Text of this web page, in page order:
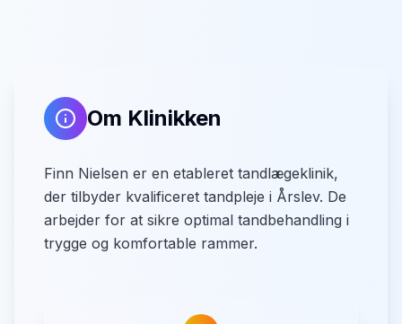
Om Klinikken
Finn Nielsen er en etableret tandlægeklinik,
der tilbyder kvalificeret tandpleje i Årslev. De
arbejder for at sikre optimal tandbehandling i
trygge og komfortable rammer.